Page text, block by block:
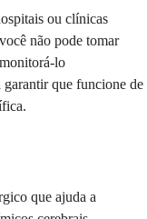
ou clínicas
não pode tomar
lo
garantir que funcione de
que ajuda a